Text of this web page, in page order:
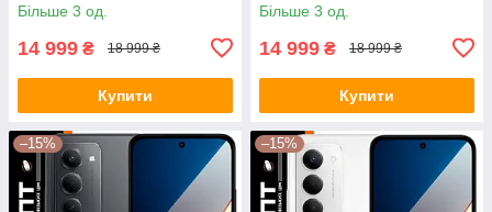
Більше 3 од.
14 999 ₴ 18 999 ₴
Купити
Більше 3 од.
14 999 ₴ 18 999 ₴
Купити
–15% –15%